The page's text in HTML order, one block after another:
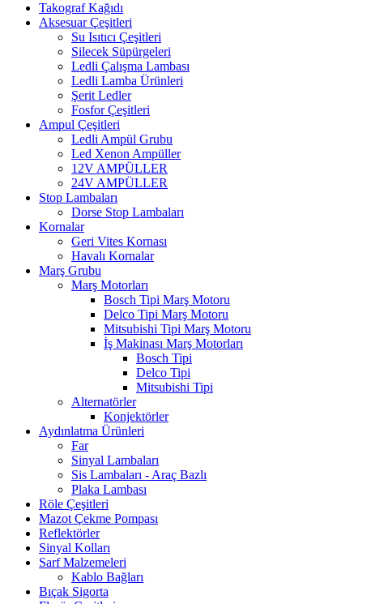
Takograf Kağıdı
Aksesuar Çeşitleri
Su Isıtıcı Çeşitleri
Silecek Süpürgeleri
Ledli Çalışma Lambası
Ledli Lamba Ürünleri
Şerit Ledler
Fosfor Çeşitleri
Ampul Çeşitleri
Ledli Ampül Grubu
Led Xenon Ampüller
12V AMPÜLLER
24V AMPÜLLER
Stop Lambaları
Dorse Stop Lambaları
Kornalar
Geri Vites Kornası
Havalı Kornalar
Marş Grubu
Marş Motorları
Bosch Tipi Marş Motoru
Delco Tipi Marş Motoru
Mitsubishi Tipi Marş Motoru
İş Makinası Marş Motorları
Bosch Tipi
Delco Tipi
Mitsubishi Tipi
Alternatörler
Konjektörler
Aydınlatma Ürünleri
Far
Sinyal Lambaları
Sis Lambaları - Araç Bazlı
Plaka Lambası
Röle Çeşitleri
Mazot Çekme Pompası
Reflektörler
Sinyal Kolları
Sarf Malzemeleri
Kablo Bağları
Bıçak Sigorta